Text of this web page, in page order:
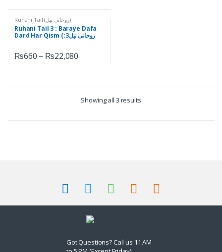
Ruhani Tail (روحانی تیل)
Ruhani Tail 3 : Baraye Dafa
Dard Har Qism (روحانی تیل3:
₨660 – ₨22,080
Showing all 3 results
Got Questions? Call us 11 AM